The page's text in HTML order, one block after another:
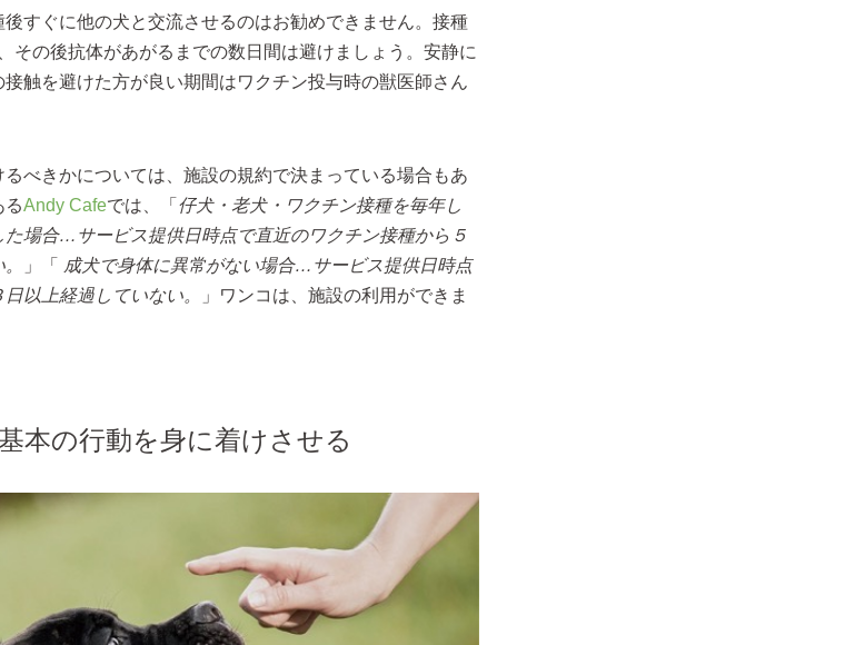
すぐに他の犬と交流させるのはお勧めできません。接種
その後抗体があがるまでの数日間は避けましょう。安静に
触を避けた方が良い期間はワクチン投与時の獣医師さん
べきかについては、施設の規約で決まっている場合もあ
るAndy Cafeでは、「 仔犬・老犬・ワクチン接種を毎年し
た場合…サービス提供日時点で直近のワクチン接種から５
」「
成犬で身体に異常がない場合…サービス提供日時点
以上経過していない。
」ワンコは、施設の利用ができま
本の行動を身に着けさせる